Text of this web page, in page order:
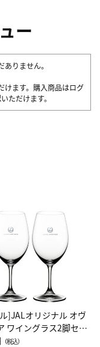
ー
りません。
けます。購入商品はログ
ただけます。
]JALオリジナル オヴ
ワイングラス2脚セッ
ワイン）
（税込）